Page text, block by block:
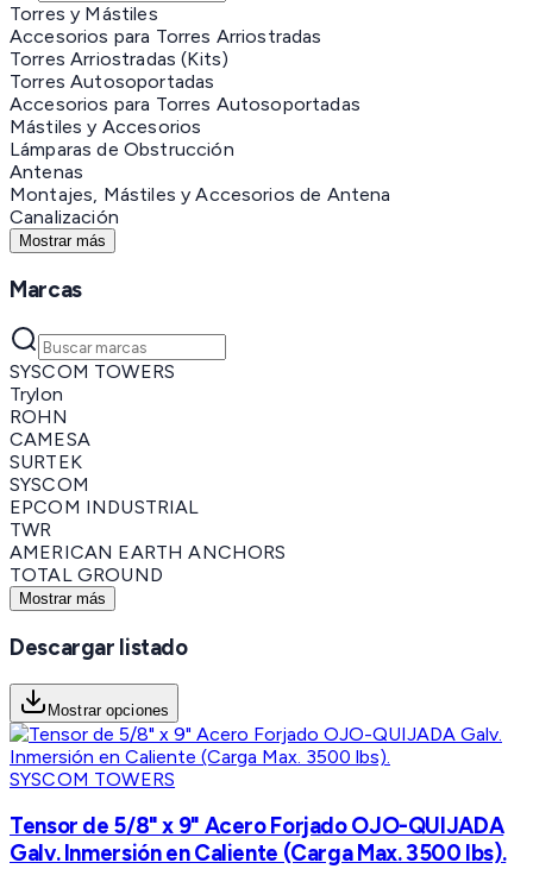
Torres y Mástiles
Accesorios para Torres Arriostradas
Torres Arriostradas (Kits)
Torres Autosoportadas
Accesorios para Torres Autosoportadas
Mástiles y Accesorios
Lámparas de Obstrucción
Antenas
Montajes, Mástiles y Accesorios de Antena
Canalización
Mostrar más
Marcas
SYSCOM TOWERS
Trylon
ROHN
CAMESA
SURTEK
SYSCOM
EPCOM INDUSTRIAL
TWR
AMERICAN EARTH ANCHORS
TOTAL GROUND
Mostrar más
Descargar listado
Mostrar opciones
SYSCOM TOWERS
Tensor de 5/8" x 9" Acero Forjado OJO-QUIJADA
Galv. Inmersión en Caliente (Carga Max. 3500 lbs).